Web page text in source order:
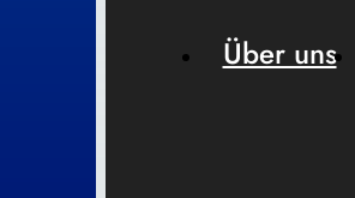
Über uns